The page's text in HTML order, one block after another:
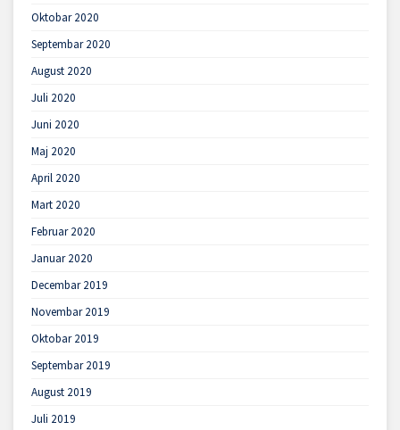
Oktobar 2020
Septembar 2020
August 2020
Juli 2020
Juni 2020
Maj 2020
April 2020
Mart 2020
Februar 2020
Januar 2020
Decembar 2019
Novembar 2019
Oktobar 2019
Septembar 2019
August 2019
Juli 2019